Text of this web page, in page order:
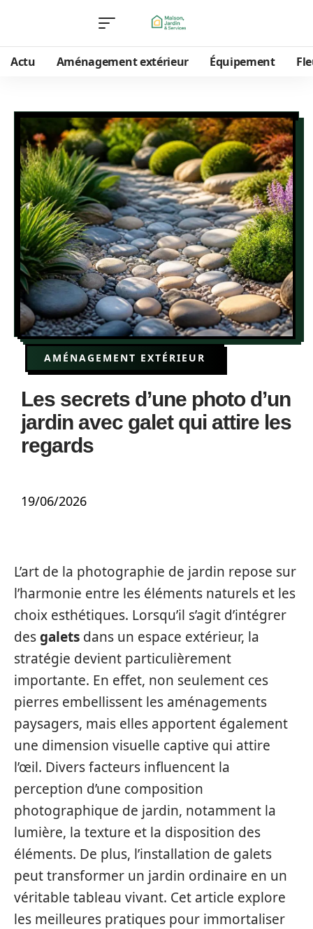
Actu Aménagement extérieur Équipement
AMÉNAGEMENT EXTÉRIEUR
Les secrets d’une photo d’un
jardin avec galet qui attire les
regards
19/06/2026
L’art de la photographie de jardin repose sur
l’harmonie entre les éléments naturels et les
choix esthétiques. Lorsqu’il s’agit d’intégrer
desgalets dans un espace extérieur, la
stratégie devient particulièrement
importante. En effet, non seulement ces
pierres embellissent les aménagements
paysagers, mais elles apportent également
une dimension visuelle captive qui attire
l’œil. Divers facteurs influencent la
perception d’une composition
photographique de jardin, notamment la
lumière, la texture et la disposition des
éléments. De plus, l’installation de galets
peut transformer un jardin ordinaire en un
véritable tableau vivant. Cet article explore
les meilleures pratiques pour immortaliser